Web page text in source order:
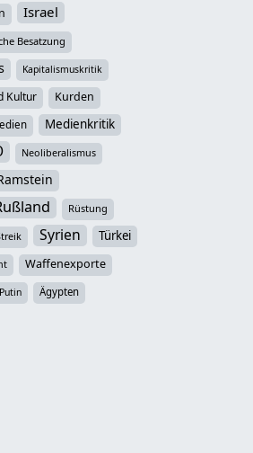
Israel
Besatzung
Kapitalismuskritik
Kultur Kurden
Medienkritik
Neoliberalismus
Rüstung
Syrien Türkei
Waffenexporte
Ägypten